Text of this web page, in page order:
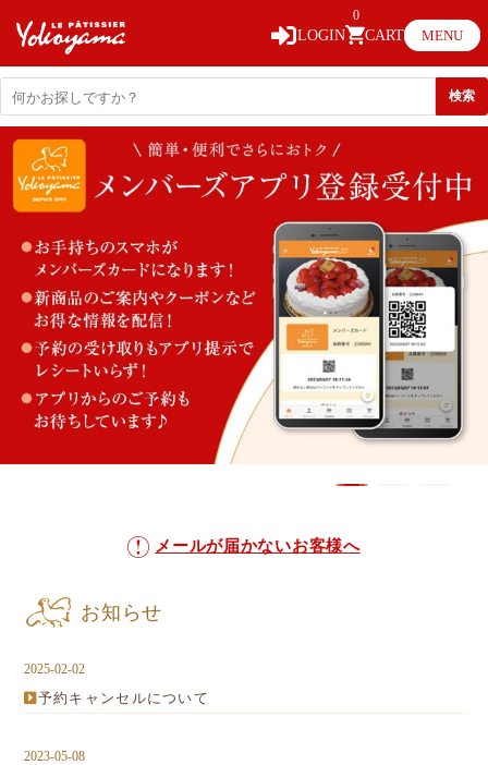
LOGIN CART
0
MENU
メールが届かないお客様へ
お知らせ
2025-02-02
予約キャンセルについて
2023-05-08